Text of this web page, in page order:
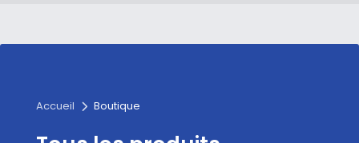
Accueil Boutique